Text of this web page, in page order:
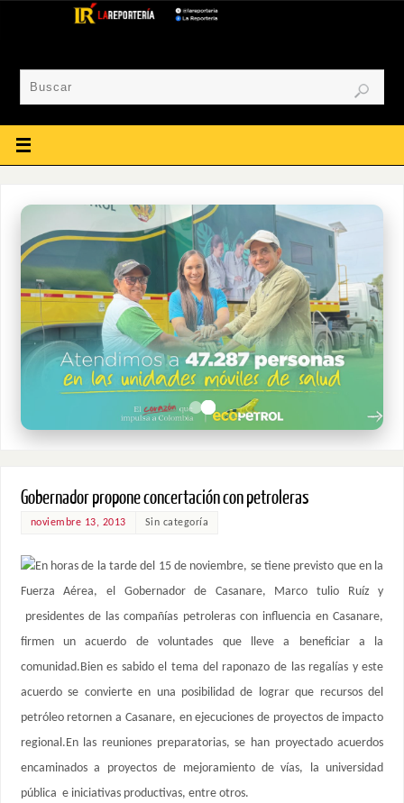
Gobernador propone concertación con petroleras
noviembre 13, 2013 Sin categoría
En horas de la tarde del 15 de noviembre, se tiene previsto que en la
Fuerza Aérea, el Gobernador de Casanare, Marco tulio Ruíz y
presidentes de las compañías petroleras con influencia en Casanare,
firmen un acuerdo de voluntades que lleve a beneficiar a la
comunidad.Bien es sabido el tema del raponazo de las regalías y este
acuerdo se convierte en una posibilidad de lograr que recursos del
petróleo retornen a Casanare, en ejecuciones de proyectos de impacto
regional.En las reuniones preparatorias, se han proyectado acuerdos
encaminados a proyectos de mejoramiento de vías, la universidad
pública e iniciativas productivas, entre otros.